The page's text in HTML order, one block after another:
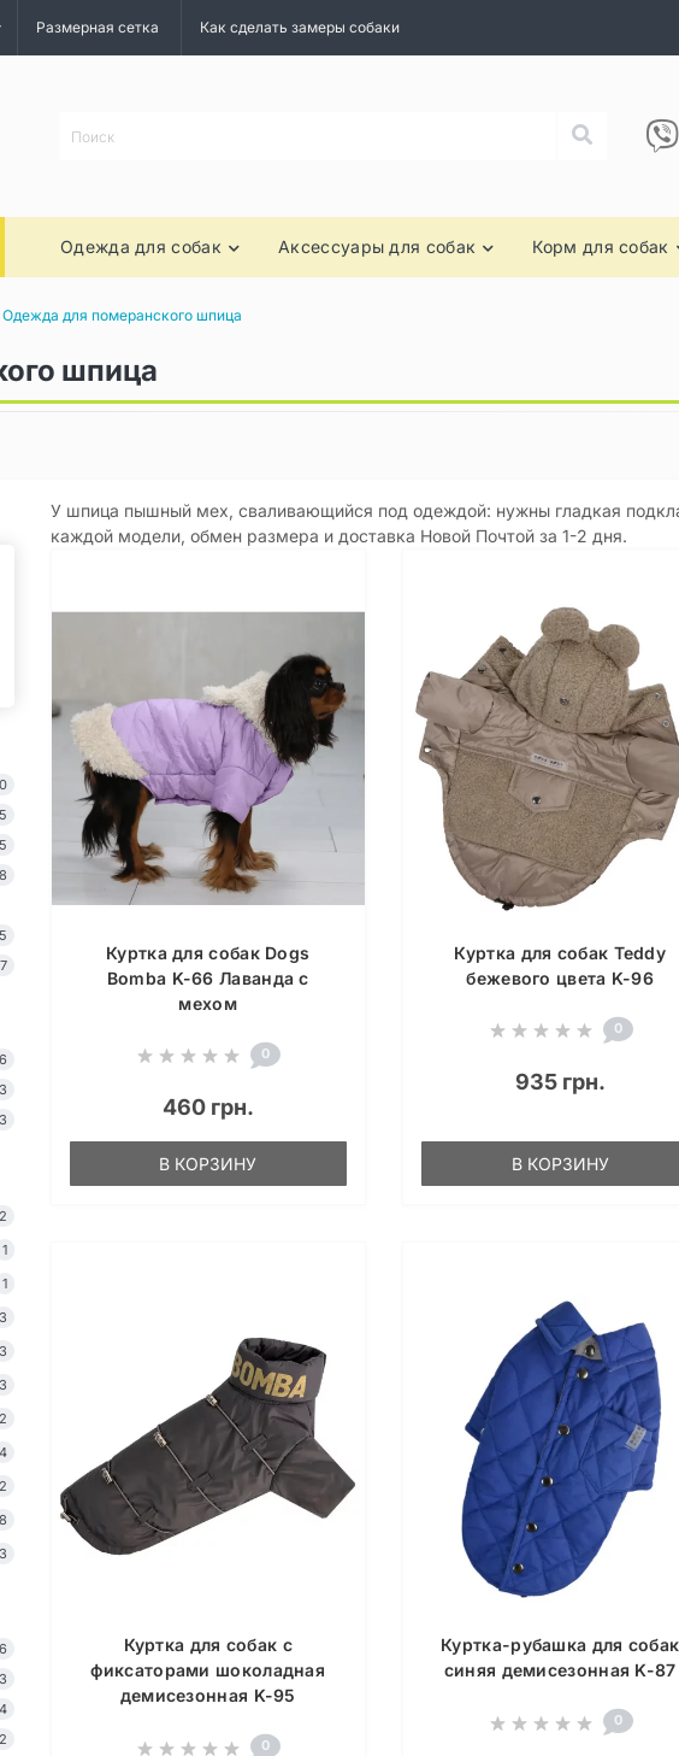
Размерная сетка Как сделать замеры собаки
Одежда для собак Аксессуары для собак Корм для собак
Одежда для померанского шпица
шпица
6
3
2
1
1
3
3
3
2
4
2
8
3
6
У шпица пышный мех, сваливающийся под одеждой: нужны гладкая
каждой модели, обмен размера и доставка Новой Почтой за 1-2 дня.
Куртка для собак Dogs
Bomba K-66 Лаванда с
мехом
0
460 грн.
В КОРЗИНУ
Куртка для собак Teddy
бежевого цвета K-96
0
935 грн.
В КОРЗИНУ
Куртка для собак с
фиксаторами шоколадная
демисезонная K-95
0
Куртка-рубашка для собак
синяя демисезонная K-87
0